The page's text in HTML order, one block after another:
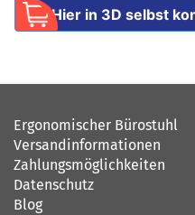
Hier in 3D selbst
Ergonomischer Bürostuhl
Versandinformationen
Zahlungsmöglichkeiten
Datenschutz
Blog